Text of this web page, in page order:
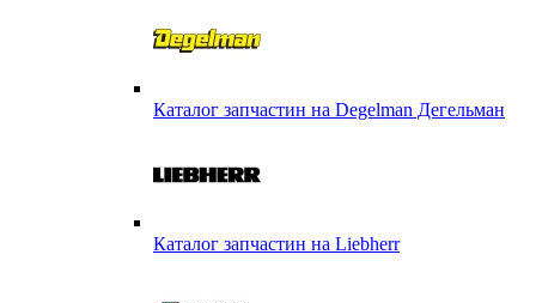
Каталог запчастин на Degelman Дегельман
Каталог запчастин на Liebherr